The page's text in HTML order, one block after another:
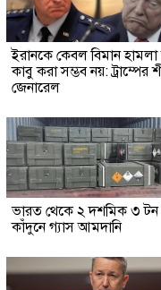
ইরানকে কেবল বিমান
কাবু করা সম্ভব নয়: ট্রাম্পের
জেনারেল
ভারত থেকে ২ দশমিক ৩ টন
কাঁদুনে গ্যাস আমদানি